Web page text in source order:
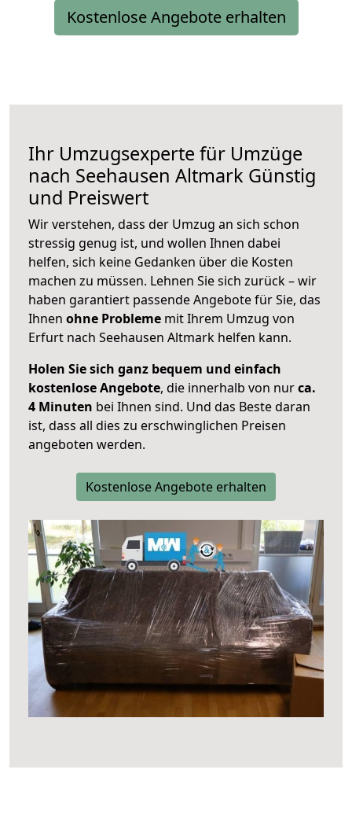
Kostenlose Angebote erhalten
Ihr Umzugsexperte für Umzüge
nach Seehausen Altmark Günstig
und Preiswert
Wir verstehen, dass der Umzug an sich schon
stressig genug ist, und wollen Ihnen dabei
helfen, sich keine Gedanken über die Kosten
machen zu müssen. Lehnen Sie sich zurück – wir
haben garantiert passende Angebote für Sie, das
Ihnen ohne Probleme mit Ihrem Umzug von
Erfurt nach Seehausen Altmark helfen kann.
Holen Sie sich ganz bequem und einfach
kostenlose Angebote, die innerhalb von nurca.
4 Minuten bei Ihnen sind. Und das Beste daran
ist, dass all dies zu erschwinglichen Preisen
angeboten werden.
Kostenlose Angebote erhalten